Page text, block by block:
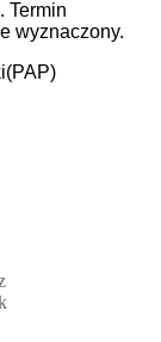
Termin
wyznaczony.